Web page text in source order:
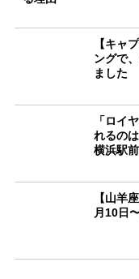
【キャ
ングで
ました
「ロイ
れるの
横浜駅前
【山羊
月10日